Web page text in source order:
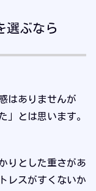
選ぶなら
はありませんが
」とは思います。
りとした重さがあ
レスがすくないか